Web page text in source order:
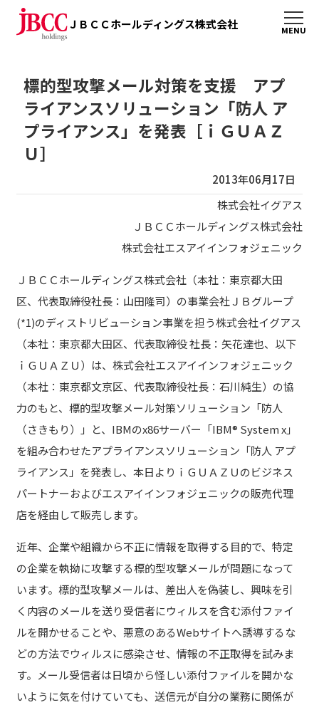
ＪＢＣＣホールディングス株式会社
標的型攻撃メール対策を支援 アプ
ライアンスソリューション「防人 ア
プライアンス」を発表［ｉＧＵＡＺ
Ｕ］
2013年06月17日
株式会社イグアス
ＪＢＣＣホールディングス株式会社
株式会社エスアイインフォジェニック
ＪＢＣＣホールディングス株式会社（本社：東京都大田
区、代表取締役社長：山田隆司）の事業会社ＪＢグループ
(*1)のディストリビューション事業を担う株式会社イグアス
（本社：東京都大田区、代表取締役 社長：矢花達也、以下
ｉＧＵＡＺＵ）は、株式会社エスアイインフォジェニック
（本社：東京都文京区、代表取締役社長：石川純生）の協
力のもと、標的型攻撃メール対策ソリューション「防人
（さきもり）」と、IBMのx86サーバー「IBM® System x」
を組み合わせたアプライアンスソリューション「防人 アプ
ライアンス」を発表し、本日よりｉＧＵＡＺＵのビジネス
パートナーおよびエスアイインフォジェニックの販売代理
店を経由して販売します。
近年、企業や組織から不正に情報を取得する目的で、特定
の企業を執拗に攻撃する標的型攻撃メールが問題になって
います。標的型攻撃メールは、差出人を偽装し、興味を引
く内容のメールを送り受信者にウィルスを含む添付ファイ
ルを開かせることや、悪意のあるWebサイトへ誘導するな
どの方法でウィルスに感染させ、情報の不正取得を試みま
す。メール受信者は日頃から怪しい添付ファイルを開かな
いように気を付けていても、送信元が自分の業務に関係が